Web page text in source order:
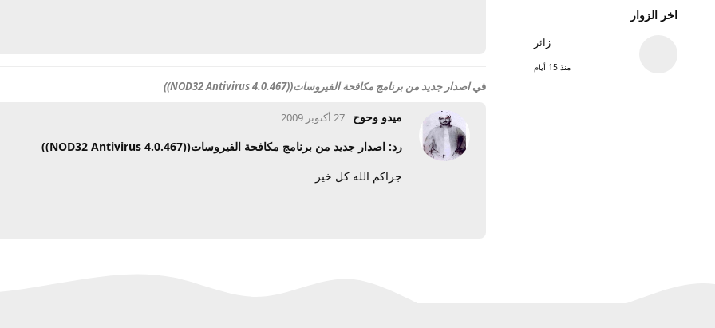
اخر الزوار
زائر
منذ 15 أيام
فياصدار جديد من برنامج مكافحة الفيروسات((NOD32 Antivirus 4.0.467))
ميدو وحوح 27 أكتوبر 2009
رد: اصدار جديد من برنامج مكافحة الفيروسات((NOD32 Antivirus 4.0.467))
جزاكم الله كل خير